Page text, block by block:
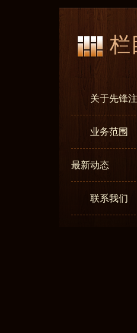
栏
关于先锋
业务范围
最新动态
联系我们